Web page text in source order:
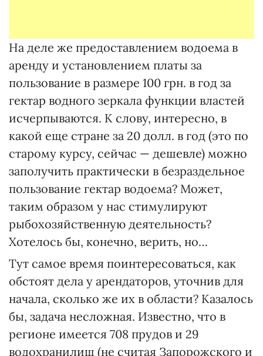
На деле же предоставлением водоема в
аренду и установлением платы за
пользование в размере 100 грн. в год за
гектар водного зеркала функции властей
исчерпываются. К слову, интересно, в
какой еще стране за 20 долл. в год (это по
старому курсу, сейчас — дешевле) можно
заполучить практически в безраздельное
пользование гектар водоема? Может,
таким образом у нас стимулируют
рыбохозяйственную деятельность?
Хотелось бы, конечно, верить, но…
Тут самое время поинтересоваться, как
обстоят дела у арендаторов, уточнив для
начала, сколько же их в области? Казалось
бы, задача несложная. Известно, что в
регионе имеется 708 прудов и 29
водохранилищ (не считая Запорожского и